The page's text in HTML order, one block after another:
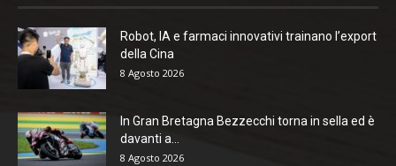
Robot, IA e farmaci innovativi trainano l’export
della Cina
8 Agosto 2026
In Gran Bretagna Bezzecchi torna in sella ed è
davanti a...
8 Agosto 2026